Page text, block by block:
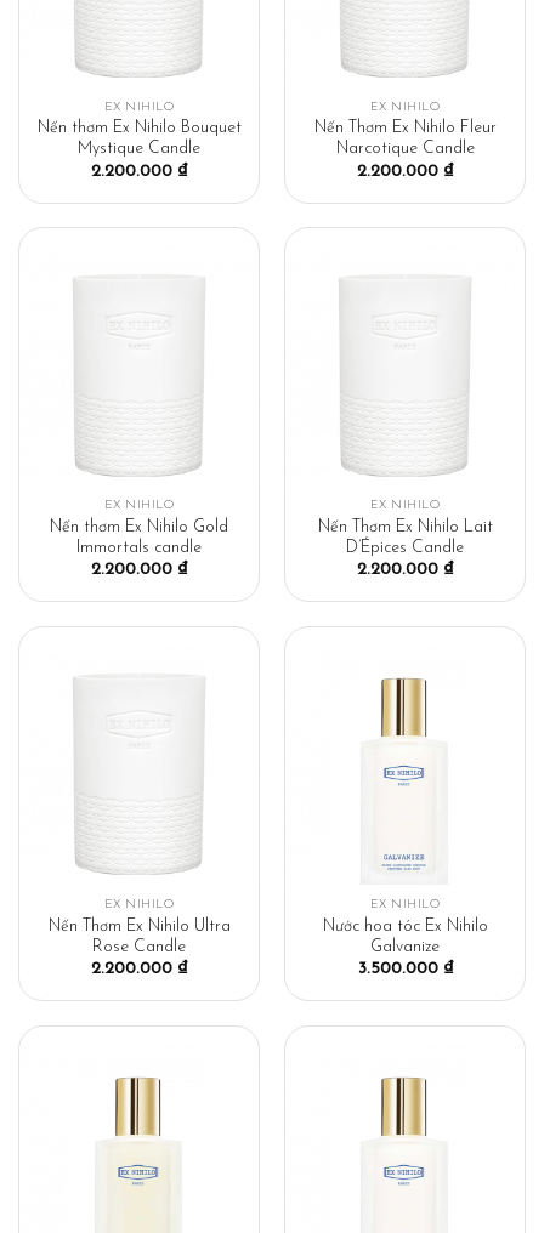
EX NIHILO
Nến thơm Ex Nihilo Bouquet
Mystique Candle
2.200.000 ₫
EX NIHILO
Nến Thơm Ex Nihilo Fleur
Narcotique Candle
2.200.000 ₫
EX NIHILO
Nến thơm Ex Nihilo Gold
Immortals candle
2.200.000 ₫
EX NIHILO
Nến Thơm Ex Nihilo Lait
D’Épices Candle
2.200.000 ₫
EX NIHILO
Nến Thơm Ex Nihilo Ultra
Rose Candle
2.200.000 ₫
EX NIHILO
Nước hoa tóc Ex Nihilo
Galvanize
3.500.000 ₫